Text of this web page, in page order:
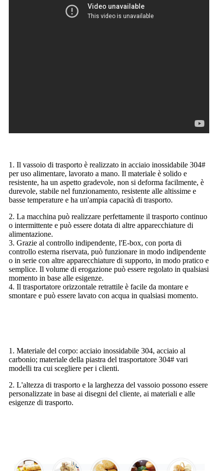
1. Il vassoio di trasporto è realizzato in acciaio inossidabile 304#
per uso alimentare, lavorato a mano. Il materiale è solido e
resistente, ha un aspetto gradevole, non si deforma facilmente, è
durevole, stabile nel funzionamento, resistente alle altissime e
basse temperature e ha un'ampia capacità di trasporto.
2. La macchina può realizzare perfettamente il trasporto continuo
o intermittente e può essere dotata di altre apparecchiature di
alimentazione.
3. Grazie al controllo indipendente, l'E-box, con porta di
controllo esterna riservata, può funzionare in modo indipendente
o in serie con altre apparecchiature di supporto, in modo pratico e
semplice. Il volume di erogazione può essere regolato in qualsiasi
momento in base alle esigenze.
4. Il trasportatore orizzontale retrattile è facile da montare e
smontare e può essere lavato con acqua in qualsiasi momento.
1. Materiale del corpo: acciaio inossidabile 304, acciaio al
carbonio; materiale della piastra del trasportatore 304# vari
modelli tra cui scegliere per i clienti.
2. L'altezza di trasporto e la larghezza del vassoio possono essere
personalizzate in base ai disegni del cliente, ai materiali e alle
esigenze di trasporto.